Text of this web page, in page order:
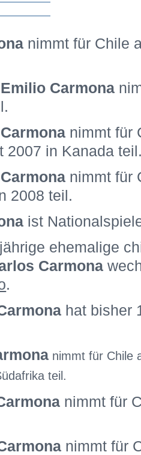
nimmt für Chile
Carmona
nimmt für
2007 in Kanada
nimmt für
2008 teil.
ist
ehemalige
Carmona
.
hat bisher
nimmt für Chile
teil.
nimmt für
nimmt für